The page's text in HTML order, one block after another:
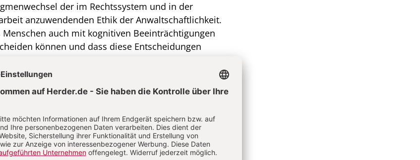
der im Rechtssystem und in der
anzuwendenden Ethik der Anwaltschaft­lichkeit.
Men­schen auch mit kognitiven Beeinträchti­gungen
können und dass diese Entscheidungen
Dies gilt im Grundsatz als Normalfall, auch wenn
gibt, in denen etwa die Kompetenzen kognitiv
für eine freiver­antwortlich-selbstbestimmte
dann dürfen – als Ausnahme – andere mit ihnen
für sie entschei­den. Entscheidend ist dabei
Menschen mit Be­einträchtigungen selbst
oder assistiert werden, nicht mehr andere
Menschen mit Beeinträchtigung entscheiden. Es